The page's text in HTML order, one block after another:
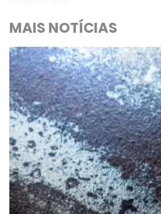
MAIS NOTÍCIAS